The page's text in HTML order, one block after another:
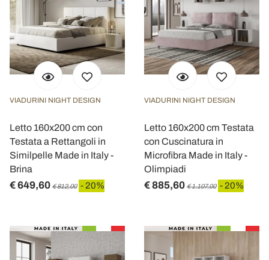
VIADURINI NIGHT DESIGN
Letto 160x200 cm con
Testata a Rettangoli in
Similpelle Made in Italy -
Brina
€ 649,60 € 812,00 - 20%
VIADURINI NIGHT DESIGN
Letto 160x200 cm Testata
con Cuscinatura in
Microfibra Made in Italy -
Olimpiadi
€ 885,60 € 1.107,00 - 20%